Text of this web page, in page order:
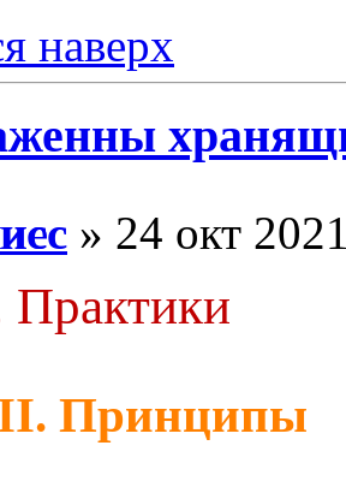
наверх
» 24 окт
Практики
Принципы